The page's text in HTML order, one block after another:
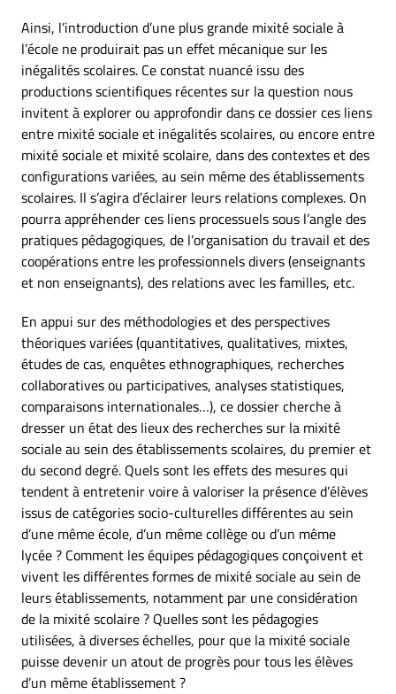
Ainsi, l’introduction d’une plus grande mixité sociale à
l’école ne produirait pas un effet mécanique sur les
inégalités scolaires. Ce constat nuancé issu des
productions scientifiques récentes sur la question nous
invitent à explorer ou approfondir dans ce dossier ces liens
entre mixité sociale et inégalités scolaires, ou encore entre
mixité sociale et mixité scolaire, dans des contextes et des
configurations variées, au sein même des établissements
scolaires. Il s’agira d’éclairer leurs relations complexes. On
pourra appréhender ces liens processuels sous l’angle des
pratiques pédagogiques, de l’organisation du travail et des
coopérations entre les professionnels divers (enseignants
et non enseignants), des relations avec les familles, etc.
En appui sur des méthodologies et des perspectives
théoriques variées (quantitatives, qualitatives, mixtes,
études de cas, enquêtes ethnographiques, recherches
collaboratives ou participatives, analyses statistiques,
comparaisons internationales…), ce dossier cherche à
dresser un état des lieux des recherches sur la mixité
sociale au sein des établissements scolaires, du premier et
du second degré. Quels sont les effets des mesures qui
tendent à entretenir voire à valoriser la présence d’élèves
issus de catégories socio-culturelles différentes au sein
d’une même école, d’un même collège ou d’un même
lycée ? Comment les équipes pédagogiques conçoivent et
vivent les différentes formes de mixité sociale au sein de
leurs établissements, notamment par une considération
de la mixité scolaire ? Quelles sont les pédagogies
utilisées, à diverses échelles, pour que la mixité sociale
puisse devenir un atout de progrès pour tous les élèves
d’un même établissement ?